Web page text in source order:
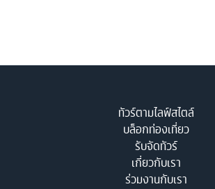
ทัวร์ตามไลฟ์สไตล์
บล็อกท่องเที่ยว
รับจัดทัวร์
เกี่ยวกับเรา
ร่วมงานกับเรา